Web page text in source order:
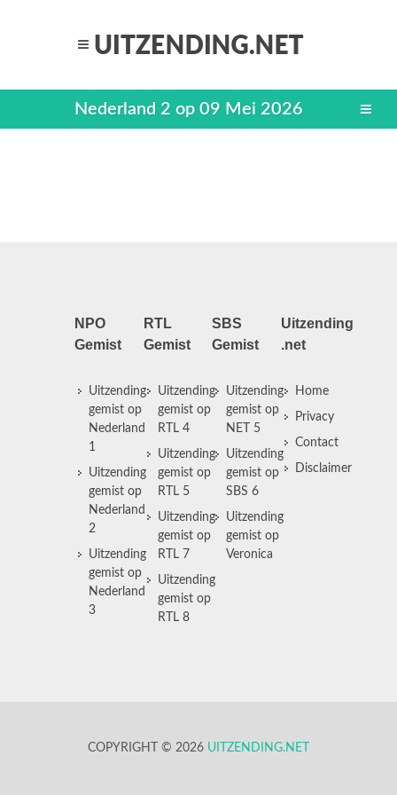
Nederland 2 op 09 Mei 2026
NPO
Gemist
Uitzending
gemist op
Nederland
1
Uitzending
gemist op
Nederland
2
Uitzending
gemist op
Nederland
3
RTL
Gemist
Uitzending
gemist op
RTL 4
Uitzending
gemist op
RTL 5
Uitzending
gemist op
RTL 7
Uitzending
gemist op
RTL 8
SBS
Gemist
Uitzending
gemist op
NET 5
Uitzending
gemist op
SBS 6
Uitzending
gemist op
Veronica
Uitzending
.net
Home
Privacy
Contact
Disclaimer
COPYRIGHT © 2026 UITZENDING.NET